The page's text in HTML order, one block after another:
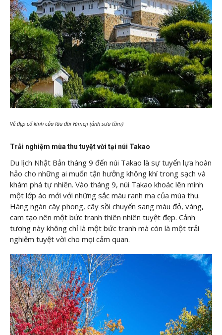
Vẻ đẹp cổ kính của lâu đài Himeji (ảnh sưu tầm)
Trải nghiệm mùa thu tuyệt vời tại núi Takao
Du lịch Nhật Bản tháng 9 đến núi Takao là sự tuyển lựa hoàn
hảo cho những ai muốn tận hưởng không khí trong sạch và
khám phá tự nhiên. Vào tháng 9, núi Takao khoác lên mình
một lớp áo mới với những sắc màu ranh ma của mùa thu.
Hàng ngàn cây phong, cây sồi chuyển sang màu đỏ, vàng,
cam tạo nên một bức tranh thiên nhiên tuyệt đẹp. Cảnh
tượng này không chỉ là một bức tranh mà còn là một trải
nghiệm tuyệt vời cho mọi cảm quan.